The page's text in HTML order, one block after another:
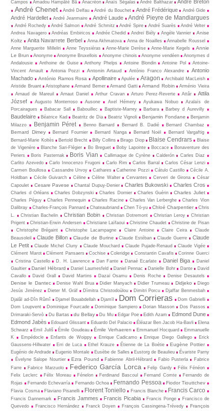
Campos
Amadou Hampâté Bâ Anacréon Anaïs Ségalas André Balthazar André Breton
André Chenet André Delfau André du Bouchet André Frédérique André Gide
André Hardellet André Jeanmaire André Laude André Pieyre de Mandiargues
André Rochedy André Salmon André Schmitz André Spire André Suarès
André Velter
Andrea Navagero
Andréas Embiricos Andrée Chedid Andreï Biély Angèle Vannier
Anise
Koltz
Anita Navarrete Berbel Anna Akhmatova Anna de Noailles
Annabelle Roussel
Anne Marguerite Milleliri
Anne Teyssiéras Anne-Marie Derèse Anne-Marie Kegels
Annie
Le Brun
Anonyme Anonyme Bruxellois Anonyme chinois Anonyme vendéen
Anonymes d
Andalousie
Anthoine de Guise Anthony Phelps Antoine Blondin Antoine Pol
Antoine-
Vincent Arnault
Antonia Pozzi Antonin Artaud António Franco Alexandre
Antonio
Machado
António Ramos Rosa Apollinaire Apulée Aragon
Archibald MacLeish
Aristide Bruant
Aristophane Armand Bemer Armand Gatti Armand Robin
Arménio Vieira
Arnaud de Mareuil
Arnaut Daniel Arthur Cravan Arturo Perez-Reverte Attâr
Attila
József
Augusto Monterroso Ausone Axel Hémery Ayukawa Nobuo
Azalaïs de
Porcairagues
Babacar Sall Babouillec Baptiste-Marrey Barbara Barbey d Aurevilly
Baudelaire Béatrice Kad Beatritz de Dia Beatriz Vignoli Benjamin Fondane
Benjamin
Milazzo
Benjamin Péret Benno Barnard Bernard B. Dadié Bernard Chambaz
Bernard Dimey Bernard Fournier Bernard Nanga Bernard Noël
Bernard Vargaftig
Bernard-Marie Koltès
Bertold Brecht Billy Collins Birago Diop Blaise Cendrars
Blaise
de Vigenère
Blanche Sari-Flégier Bo Breguet Boby Lapointe Boccace
Bonaventure des
Periers
Boris Pasternak Boris Vian Callimaque de Cyrène Cal­derón
Carles Diaz
Carlito Azevedo
Carlo Innocenzo Frugoni Carlo Rim Carlos Barral
Carlos César Lenzi
Carmen Boullosa
Cassandre Urvoy Cathares Catherine Pozzi Cátulo Castillo
Cécile A.
Holdban
Cécile Guivarch Céline Céline Walter Cervantes Cerveri de Girona
César
Capoulet
Cesare Pavese Chantal Dupuy-Denier Charles Bukowski Charles Cros
Charles d Orléans Charles Dobzynski Charles Dornier Charles Guérin Charles Juliet
Charles Péguy Charles Pennequin Charles Racine Charles Van Lerberghe
Charles Vion
Dalibray
Charles-François Pannard Chateaubriand Chen Tö-yu Chloé Charpentier
Chris
L.
Christian Bachelin Christian Bobin Christian Dotremont Christian Leroy
Christian
Prigent
Christian-Erwin Andersen Christiane Laïfaoui Christine Chaudet
Christine de Pisan
Christophe Brégaint
Christophe Lacampagne Claire Antoine Claire Ceira
Claude
Beausoleil
Claude Billon Claude de Burine Claude Estéban Claude Guerre
Claude
Le Petit
Claude Michel Cluny Claude Mouchard Claude Pujade-Renaud
Claude Vigée
Clément Marot
Clément Pansaers Cochise Coleridge Constantin Cavafis
Corinne Guerci
Cristina Castello
D. H. Lawrence Dan Fante Danaé Ecarlate Daniel Biga
Daniel
Gaultier
Daniel Hébrard Daniel Laumesfeld Daniel Pennac Danielle Bohr Dante
David
Cavallo
David Grall David Martins Dazaï Osamu Denis Roche Denise Desautels
Denise le Dantec Denise Wahl Brua Didier Manyach Didier Trumeau Didjeko
Diego
Jesús Jiménez
Dieter M. Gräf Dìmitra Christodoùlou Dimitri Porcu
Djaffar Benmesbah
Djalâl ad-Dîn Rûmî
Djamel Bouabdellah Djamīl Dom Corrieras
Dom Gabrielli
Dom Loupvent
Dominique Fourcade Dominique Sampiero Dorian Masson
Dos Passos
Drimaraki-Servò
Du Bartas du Bellay Du Mu Edgar Poe Edith Azam
Edmond Dune
Edmond Jabès
Edouard Glissant Eduardo Del Palacio Éléazar Ben Jacob Ha-Bavli
Elena
Schwarz
Emil Juliš Émile Goudeau Émile Verhaeren Emmanuel Hocquard
Emmanuelle
K
Empédocle Enfants de Woippy Enrique Cadicamo Enrique Diego Gallego
Erick
Gaussens-Hillwater
Erri de Luca Ethel Krauze Étienne de La Boétie Eugène Pottier
Eugénio de Andrade Eugenio Montale Eusèbe de Salles Eustorg de Beaulieu
Évariste Parny
Évelyne Salope Nourtier
Ezra Pound Fabienne Abril-Hébrard Fabio Pusterla
Fabrice
Farre
Fabrice Marzuolo Federico García Lorca Felip Gardy
Félix Fénéon
Felix Leclerc
Félix Moreau Fénelon Ferdinand Bascoul Fernand Comte
Fernando de
Rojas
Fernando Echevarría Fernando Ochoa Fernando Pessoa Fiodor Tiouttchev
Flavia Cosma Flaviano Pisanelli Florent Toniello Francis Blanche Francis Carco
Francis Dannemark Francis Jammes Francis Picabia Francis Ponge
Francisco de
Quevedo
Francisco Hernández Franck Doyen François Cassingena-Trévedy
François